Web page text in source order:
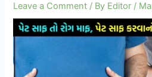
Leave a Comment / By Editor /